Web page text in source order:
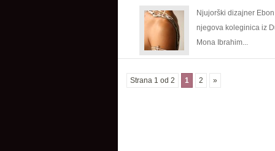
na
poklon
voljenima
Njujorški dizajner
njegova koleginica iz
Mona Ibrahim...
Strana 1 od 2 1 2 »